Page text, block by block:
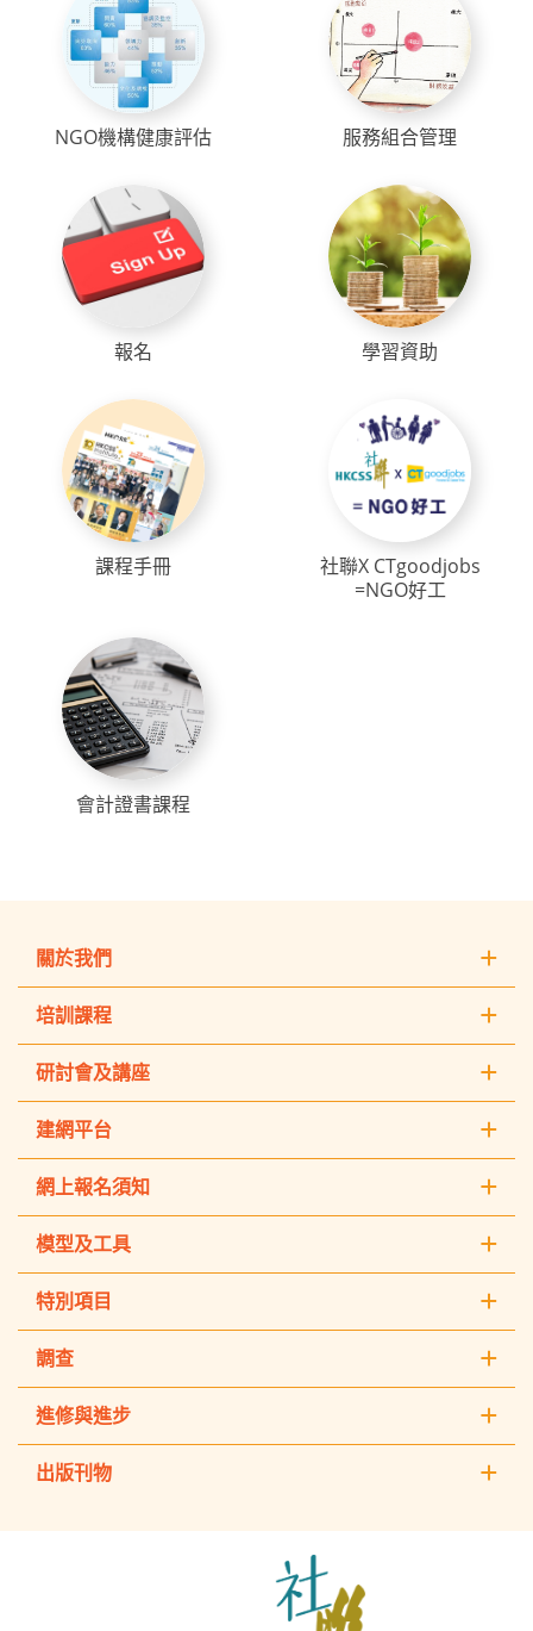
NGO機構健康評估 服務組合管理
報名 學習資助
課程手冊
社聯X CTgoodjobs
=NGO好工
會計證書課程
關於我們
培訓課程
研討會及講座
建網平台
網上報名須知
模型及工具
特別項目
調查
進修與進步
出版刊物